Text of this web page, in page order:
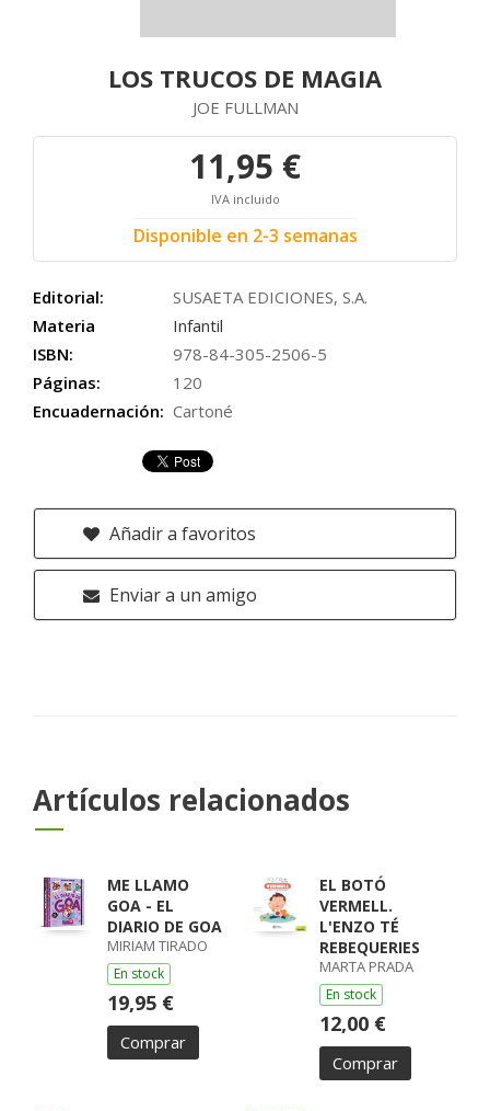
LOS TRUCOS DE MAGIA
JOE FULLMAN
11,95 €
IVA incluido
Disponible en 2-3 semanas
Editorial:
SUSAETA EDICIONES, S.A.
Materia
Infantil
ISBN:
978-84-305-2506-5
Páginas:
120
Encuadernación: Cartoné
Añadir a favoritos
Enviar a un amigo
Artículos relacionados
ME LLAMO
GOA - EL
DIARIO DE GOA
MIRIAM TIRADO
En stock
19,95 €
Comprar
EL BOTÓ
VERMELL.
L'ENZO TÉ
REBEQUERIES
MARTA PRADA
En stock
12,00 €
Comprar